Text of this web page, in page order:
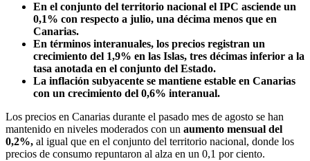
En el conjunto del territorio nacional el IPC asciende un
0,1% con respecto a julio, una décima menos que en
Canarias.
En términos interanuales, los precios registran un
crecimiento del 1,9% en las Islas, tres décimas inferior a la
tasa anotada en el conjunto del Estado.
La inflación subyacente se mantiene estable en Canarias
con un crecimiento del 0,6% interanual.
Los precios en Canarias durante el pasado mes de agosto se han
mantenido en niveles moderados con un aumento mensual del
0,2%, al igual que en el conjunto del territorio nacional, donde los
precios de consumo repuntaron al alza en un 0,1 por ciento.